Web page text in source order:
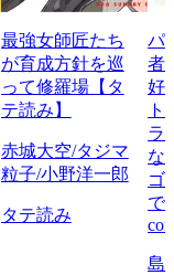
最強女師匠たち
が育成方針を巡
って修羅場【タ
テ読み】
赤城大空/タジマ
粒子/小野洋一郎
タテ読み
パ
者
好
ト
ラ
な
ゴ
で
島